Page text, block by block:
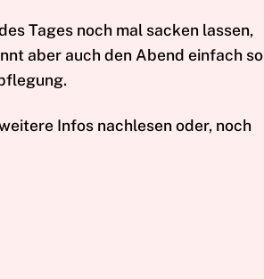
Tages noch mal sacken lassen,
aber auch den Abend einfach so
Infos nachlesen oder, noch